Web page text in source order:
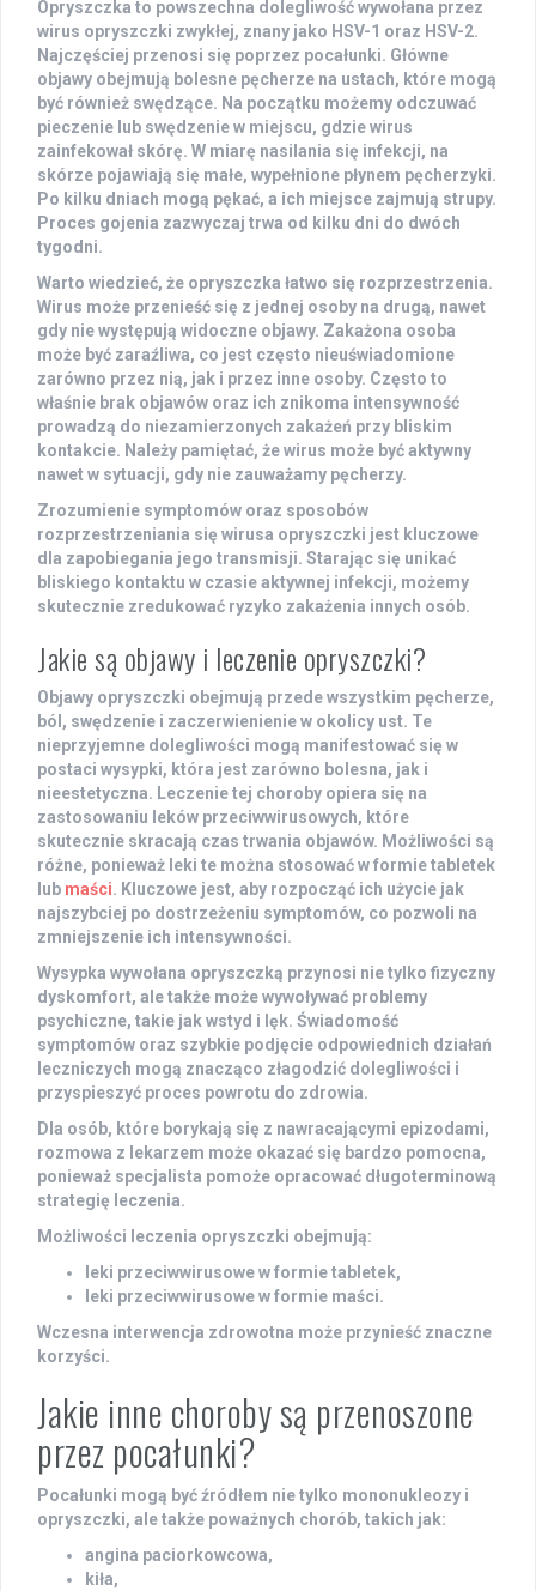
Opryszczka to powszechna dolegliwość wywołana przez
wirus opryszczki zwykłej, znany jako HSV-1 oraz HSV-2.
Najczęściej przenosi się poprzez pocałunki. Główne
objawy obejmują bolesne pęcherze na ustach, które mogą
być również swędzące. Na początku możemy odczuwać
pieczenie lub swędzenie w miejscu, gdzie wirus
zainfekował skórę. W miarę nasilania się infekcji, na
skórze pojawiają się małe, wypełnione płynem pęcherzyki.
Po kilku dniach mogą pękać, a ich miejsce zajmują strupy.
Proces gojenia zazwyczaj trwa od kilku dni do dwóch
tygodni.
Warto wiedzieć, że opryszczka łatwo się rozprzestrzenia.
Wirus może przenieść się z jednej osoby na drugą, nawet
gdy nie występują widoczne objawy. Zakażona osoba
może być zaraźliwa, co jest często nieuświadomione
zarówno przez nią, jak i przez inne osoby. Często to
właśnie brak objawów oraz ich znikoma intensywność
prowadzą do niezamierzonych zakażeń przy bliskim
kontakcie. Należy pamiętać, że wirus może być aktywny
nawet w sytuacji, gdy nie zauważamy pęcherzy.
Zrozumienie symptomów oraz sposobów
rozprzestrzeniania się wirusa opryszczki jest kluczowe
dla zapobiegania jego transmisji. Starając się unikać
bliskiego kontaktu w czasie aktywnej infekcji, możemy
skutecznie zredukować ryzyko zakażenia innych osób.
Jakie są objawy i leczenie opryszczki?
Objawy opryszczki obejmują przede wszystkim pęcherze,
ból, swędzenie i zaczerwienienie w okolicy ust. Te
nieprzyjemne dolegliwości mogą manifestować się w
postaci wysypki, która jest zarówno bolesna, jak i
nieestetyczna. Leczenie tej choroby opiera się na
zastosowaniu leków przeciwwirusowych, które
skutecznie skracają czas trwania objawów. Możliwości są
różne, ponieważ leki te można stosować w formie tabletek
lub maści. Kluczowe jest, aby rozpocząć ich użycie jak
najszybciej po dostrzeżeniu symptomów, co pozwoli na
zmniejszenie ich intensywności.
Wysypka wywołana opryszczką przynosi nie tylko fizyczny
dyskomfort, ale także może wywoływać problemy
psychiczne, takie jak wstyd i lęk. Świadomość
symptomów oraz szybkie podjęcie odpowiednich działań
leczniczych mogą znacząco złagodzić dolegliwości i
przyspieszyć proces powrotu do zdrowia.
Dla osób, które borykają się z nawracającymi epizodami,
rozmowa z lekarzem może okazać się bardzo pomocna,
ponieważ specjalista pomoże opracować długoterminową
strategię leczenia.
Możliwości leczenia opryszczki obejmują:
leki przeciwwirusowe w formie tabletek,
leki przeciwwirusowe w formie maści.
Wczesna interwencja zdrowotna może przynieść znaczne
korzyści.
Jakie inne choroby są przenoszone
przez pocałunki?
Pocałunki mogą być źródłem nie tylko mononukleozy i
opryszczki, ale także poważnych chorób, takich jak:
angina paciorkowcowa,
kiła,